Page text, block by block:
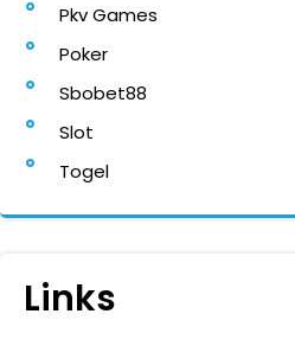
Pkv Games
Poker
Sbobet88
Slot
Togel
Links